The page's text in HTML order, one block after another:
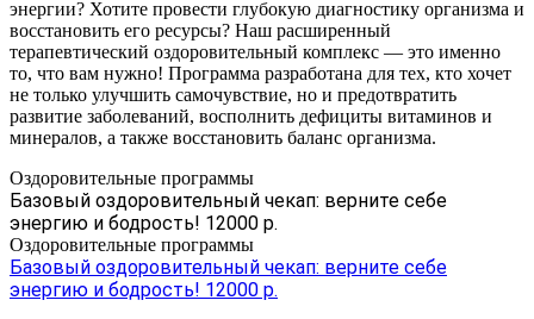
энергии? Хотите провести глубокую диагностику организма и
восстановить его ресурсы? Наш расширенный
терапевтический оздоровительный комплекс — это именно
то, что вам нужно! Программа разработана для тех, кто хочет
не только улучшить самочувствие, но и предотвратить
развитие заболеваний, восполнить дефициты витаминов и
минералов, а также восстановить баланс организма.
Оздоровительные программы
Базовый оздоровительный чекап: верните себе
энергию и бодрость! 12000 р.
Оздоровительные программы
Базовый оздоровительный чекап: верните себе
энергию и бодрость! 12000 р.